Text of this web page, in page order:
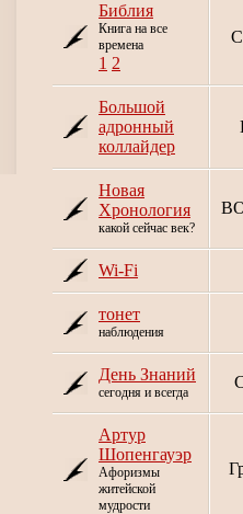
Библия
Книга на все
времена
1 2
Большой
адронный
коллайдер
Новая
Хронология
какой сейчас век?
Wi-Fi
тонет
наблюдения
День Знаний
сегодня и всегда
Артур
Шопенгауэр
Афоризмы
житейской
мудрости